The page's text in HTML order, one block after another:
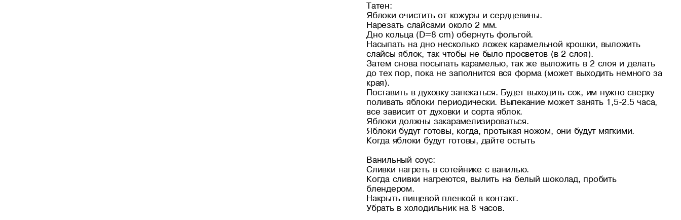
Татен:
Яблоки очистить от кожуры и сердцевины.
Нарезать слайсами около 2 мм.
Дно кольца (D=8 cm) обернуть фольгой.
Насыпать на дно несколько ложек карамельной крошки, выложить
слайсы яблок, так чтобы не было просветов (в 2 слоя).
Затем снова посыпать карамелью, так же выложить в 2 слоя и делать
до тех пор, пока не заполнится вся форма (может выходить немного за
края).
Поставить в духовку запекаться. Будет выходить сок, им нужно сверху
поливать яблоки периодически. Выпекание может занять 1,5-2.5 часа,
все зависит от духовки и сорта яблок.
Яблоки должны закарамелизироваться.
Яблоки будут готовы, когда, протыкая ножом, они будут мягкими.
Когда яблоки будут готовы, дайте остыть
Ванильный соус:
Сливки нагреть в сотейнике с ванилью.
Когда сливки нагреются, вылить на белый шоколад, пробить
блендером.
Накрыть пищевой пленкой в контакт.
Убрать в холодильник на 8 часов.